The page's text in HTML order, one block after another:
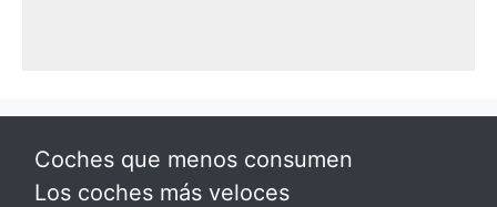
Coches que menos consumen
Los coches más veloces